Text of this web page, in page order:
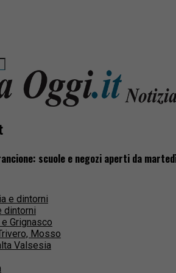
scuole e negozi aperti da
e dintorni
dintorni
Grignasco
Mosso
Valsesia